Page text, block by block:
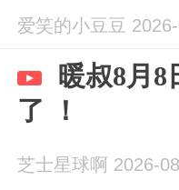
爱笑的小豆豆
暖叔8月
了 ！
芝士星球啊 2026-